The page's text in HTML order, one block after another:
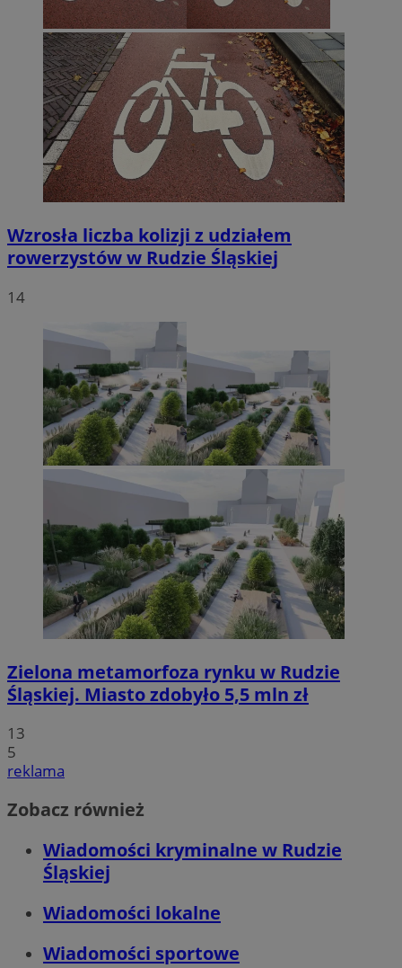
Wzrosła liczba kolizji z udziałem
rowerzystów w Rudzie Śląskiej
14
Zielona metamorfoza rynku w Rudzie
Śląskiej. Miasto zdobyło 5,5 mln zł
13
5
reklama
Zobacz również
Wiadomości kryminalne w Rudzie
Śląskiej
Wiadomości lokalne
Wiadomości sportowe